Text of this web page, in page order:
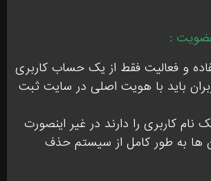
:
و فعالیت فقط از یک حساب کاربری
باید با هویت اصلی در سایت ثبت
نام کاربری را دارند در غیر اینصورت
ها به طور کامل از سیستم حذف